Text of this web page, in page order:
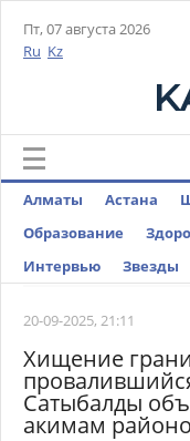
Пт, 07 августа 2026
Ru Kz
Алматы Астана
Образование
Интервью
Звезды
20-09-2025, 21:11
Хищение
Сатыбалды
акимам